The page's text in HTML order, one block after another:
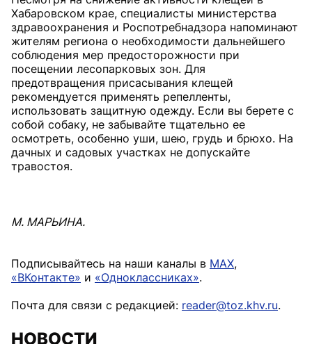
Хабаровском крае, специалисты министерства
здравоохранения и Роспотребнадзора напоминают
жителям региона о необходимости дальнейшего
соблюдения мер предосторожности при
посещении лесопарковых зон. Для
предотвращения присасывания клещей
рекомендуется применять репелленты,
использовать защитную одежду. Если вы берете с
собой собаку, не забывайте тщательно ее
осмотреть, особенно уши, шею, грудь и брюхо. На
дачных и садовых участках не допускайте
травостоя.
М. МАРЬИНА.
Подписывайтесь на наши каналы в MAX,
«ВКонтакте» и «Одноклассниках».
Почта для связи с редакцией: reader@toz.khv.ru.
НОВОСТИ